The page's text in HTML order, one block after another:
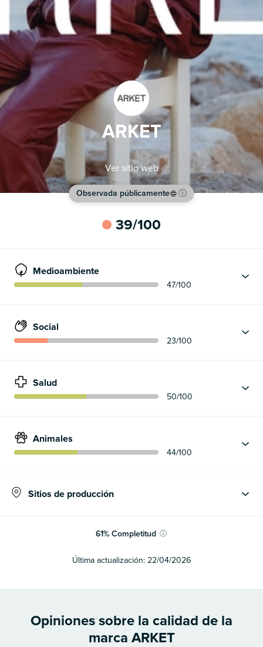
ARKET
Ver sitio web
Observada públicamente ⓘ
39/100
Medioambiente
47/100
Social
23/100
Salud
50/100
Animales
44/100
Sitios de producción
61%Completitud ⓘ
Última actualización: 22/04/2026
Opiniones sobre la calidad de la
marca ARKET